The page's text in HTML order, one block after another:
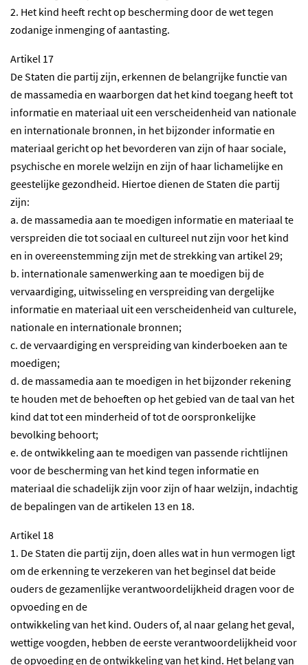
2. Het kind heeft recht op bescherming door de wet tegen
zodanige inmenging of aantasting.
Artikel 17
De Staten die partij zijn, erkennen de belangrijke functie van
de massamedia en waarborgen dat het kind toegang heeft tot
informatie en materiaal uit een verscheidenheid van nationale
en internationale bronnen, in het bijzonder informatie en
materiaal gericht op het bevorderen van zijn of haar sociale,
psychische en morele welzijn en zijn of haar lichamelijke en
geestelijke gezondheid. Hiertoe dienen de Staten die partij
zijn:
a. de massamedia aan te moedigen informatie en materiaal te
verspreiden die tot sociaal en cultureel nut zijn voor het kind
en in overeenstemming zijn met de strekking van artikel 29;
b. internationale samenwerking aan te moedigen bij de
vervaardiging, uitwisseling en verspreiding van dergelijke
informatie en materiaal uit een verscheidenheid van culturele,
nationale en internationale bronnen;
c. de vervaardiging en verspreiding van kinderboeken aan te
moedigen;
d. de massamedia aan te moedigen in het bijzonder rekening
te houden met de behoeften op het gebied van de taal van het
kind dat tot een minderheid of tot de oorspronkelijke
bevolking behoort;
e. de ontwikkeling aan te moedigen van passende richtlijnen
voor de bescherming van het kind tegen informatie en
materiaal die schadelijk zijn voor zijn of haar welzijn, indachtig
de bepalingen van de artikelen 13 en 18.
Artikel 18
1. De Staten die partij zijn, doen alles wat in hun vermogen ligt
om de erkenning te verzekeren van het beginsel dat beide
ouders de gezamenlijke verantwoordelijkheid dragen voor de
opvoeding en de
ontwikkeling van het kind. Ouders of, al naar gelang het geval,
wettige voogden, hebben de eerste verantwoordelijkheid voor
de opvoeding en de ontwikkeling van het kind. Het belang van